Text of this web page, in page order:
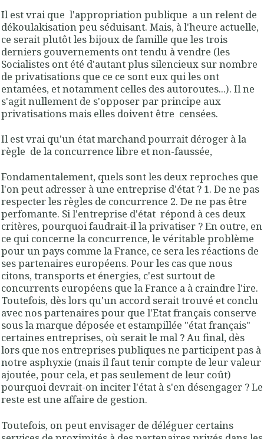
Il est vrai que l'appropriation publique a un relent de
dékoulakisation peu séduisant. Mais, à l'heure actuelle,
ce serait plutôt les bijoux de famille que les trois
derniers gouvernements ont tendu à vendre (les
Socialistes ont été d'autant plus silencieux sur nombre
de privatisations que ce ce sont eux qui les ont
entamées, et notamment celles des autoroutes...). Il ne
s'agit nullement de s'opposer par principe aux
privatisations mais elles doivent être censées.
Il est vrai qu'un état marchand pourrait déroger à la
règle de la concurrence libre et non-faussée,
Fondamentalement, quels sont les deux reproches que
l'on peut adresser à une entreprise d'état ? 1. De ne pas
respecter les règles de concurrence 2. De ne pas être
perfomante. Si l'entreprise d'état répond à ces deux
critères, pourquoi faudrait-il la privatiser ? En outre, en
ce qui concerne la concurrence, le véritable problème
pour un pays comme la France, ce sera les réactions de
ses partenaires européens. Pour les cas que nous
citons, transports et énergies, c'est surtout de
concurrents européens que la France a à craindre l'ire.
Toutefois, dès lors qu'un accord serait trouvé et conclu
avec nos partenaires pour que l'Etat français conserve
sous la marque déposée et estampillée "état français"
certaines entreprises, où serait le mal ? Au final, dès
lors que nos entreprises publiques ne participent pas à
notre asphyxie (mais il faut tenir compte de leur valeur
ajoutée, pour cela, et pas seulement de leur coût)
pourquoi devrait-on inciter l'état à s'en désengager ? Le
reste est une affaire de gestion.
Toutefois, on peut envisager de déléguer certains